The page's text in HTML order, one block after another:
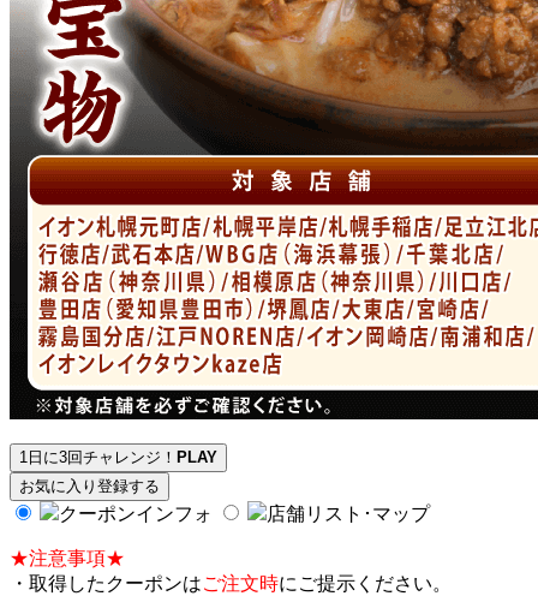
1日に3回チャレンジ！ PLAY
お気に入り登録する
クーポンインフォ 店舗リスト･マップ
★注意事項★
・取得したクーポンはご注文時にご提示ください。